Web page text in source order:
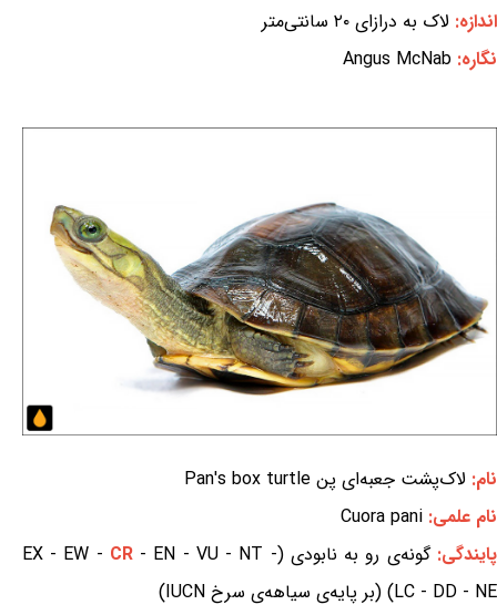
اندازه: لاک به درازای ۲۰ سانتی‌متر
نگاره: Angus McNab
نام: لاک‌پشت جعبه‌ای پن Pan's box turtle
نام علمی: Cuora pani
پایندگی:گونه‌ی رو به نابودی (EX - EW - CR - EN - VU - NT -
LC - DD - NE) (بر پایه‌ی سیاهه‌ی سرخ IUCN)